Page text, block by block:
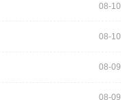
08-10
08-10
08-09
08-09